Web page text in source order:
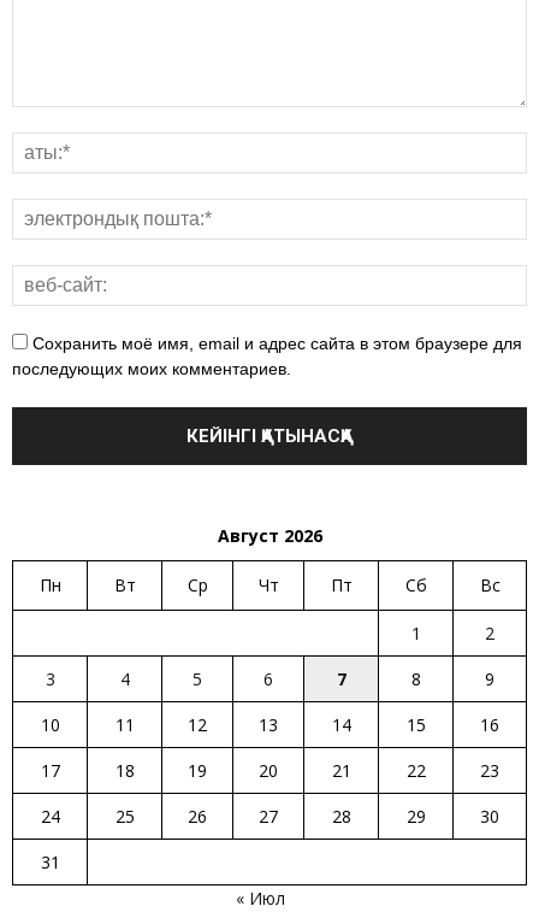
Сохранить моё имя, email и адрес сайта в этом браузере для
последующих моих комментариев.
Август 2026
Пн Вт Ср Чт Пт Сб Вс
1
2
3
4 5 6 7 8
9
10
11 12 13 14 15
16
17
18 19 20 21 22
23
24
25 26 27 28 29
30
31
« Июл